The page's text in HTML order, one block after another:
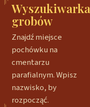
Wyszukiwarka
grobów
Znajdź miejsce
pochówku na
cmentarzu
parafialnym. Wpisz
nazwisko, by
rozpocząć.